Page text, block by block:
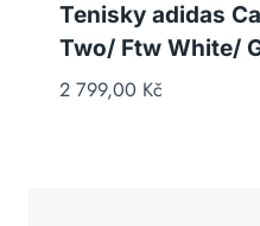
Tenisky adidas
Two/ Ftw White/
2 799,00 Kč